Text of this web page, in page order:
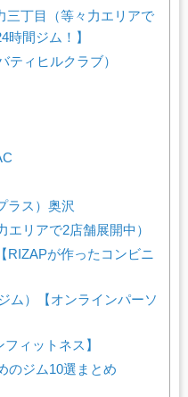
三丁目（等々力エリアで
時間ジム！】
ティヒルクラブ）
ラス）奥沢
エリアで2店舗展開中）
RIZAPが作ったコンビニ
ム）【オンラインパーソ
ィットネス】
のジム10選まとめ